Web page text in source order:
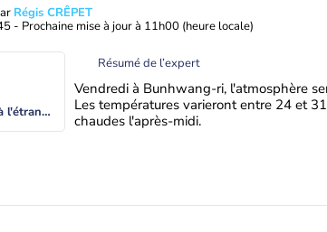
Régis CRÊPET
- Prochaine mise à jour à 11h00 (heure locale)
Actualités Météo à l'étranger
Résumé de l’expert
Vendredi à Bunhwang-ri, l'atmosphère
Les températures varieront entre 24 et
chaudes l'après-midi.